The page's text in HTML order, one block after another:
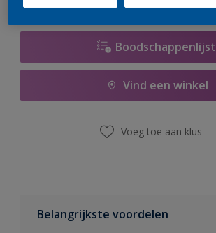
Boodschappenlijst
Vind een winkel
Voeg toe aan klus
Belangrijkste voordelen